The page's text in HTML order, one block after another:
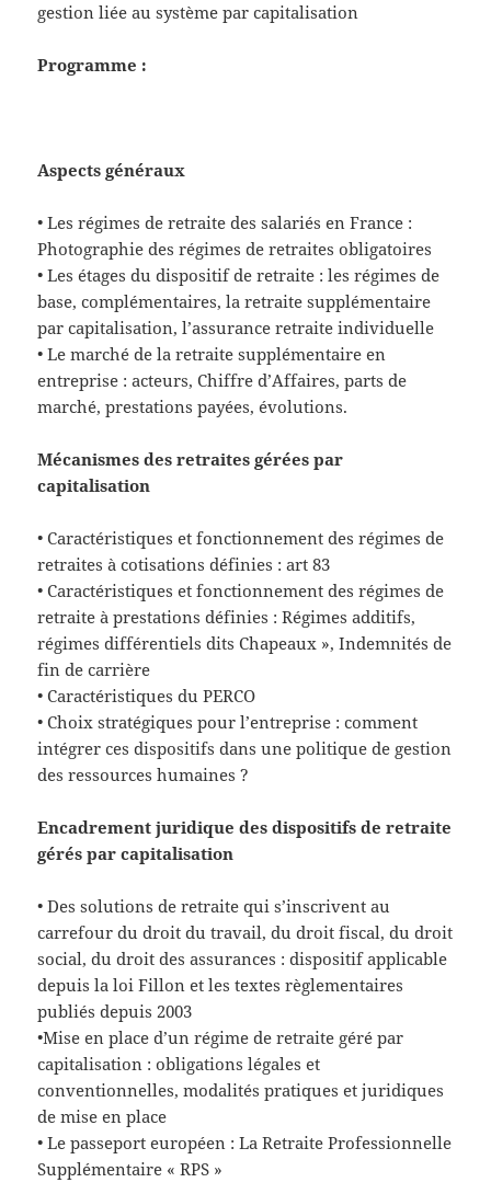
gestion liée au système par capitalisation
Programme :
Aspects généraux
• Les régimes de retraite des salariés en France :
Photographie des régimes de retraites obligatoires
• Les étages du dispositif de retraite : les régimes de
base, complémentaires, la retraite supplémentaire
par capitalisation, l’assurance retraite individuelle
• Le marché de la retraite supplémentaire en
entreprise : acteurs, Chiffre d’Affaires, parts de
marché, prestations payées, évolutions.
Mécanismes des retraites gérées par
capitalisation
• Caractéristiques et fonctionnement des régimes de
retraites à cotisations définies : art 83
• Caractéristiques et fonctionnement des régimes de
retraite à prestations définies : Régimes additifs,
régimes différentiels dits Chapeaux », Indemnités de
fin de carrière
• Caractéristiques du PERCO
• Choix stratégiques pour l’entreprise : comment
intégrer ces dispositifs dans une politique de gestion
des ressources humaines ?
Encadrement juridique des dispositifs de retraite
gérés par capitalisation
• Des solutions de retraite qui s’inscrivent au
carrefour du droit du travail, du droit fiscal, du droit
social, du droit des assurances : dispositif applicable
depuis la loi Fillon et les textes règlementaires
publiés depuis 2003
•Mise en place d’un régime de retraite géré par
capitalisation : obligations légales et
conventionnelles, modalités pratiques et juridiques
de mise en place
• Le passeport européen : La Retraite Professionnelle
Supplémentaire « RPS »